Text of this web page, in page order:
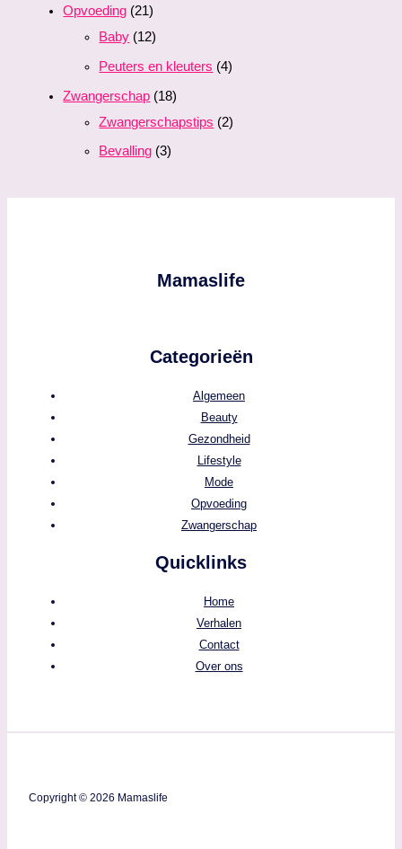
Opvoeding (21)
Baby (12)
Peuters en kleuters (4)
Zwangerschap (18)
Zwangerschapstips (2)
Bevalling (3)
Mamaslife
Categorieën
Algemeen
Beauty
Gezondheid
Lifestyle
Mode
Opvoeding
Zwangerschap
Quicklinks
Home
Verhalen
Contact
Over ons
Copyright © 2026 Mamaslife